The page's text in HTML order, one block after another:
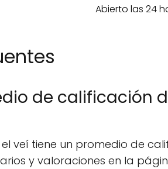
Abierto las 24
de calificación
veí tiene un promedio de
y valoraciones en la